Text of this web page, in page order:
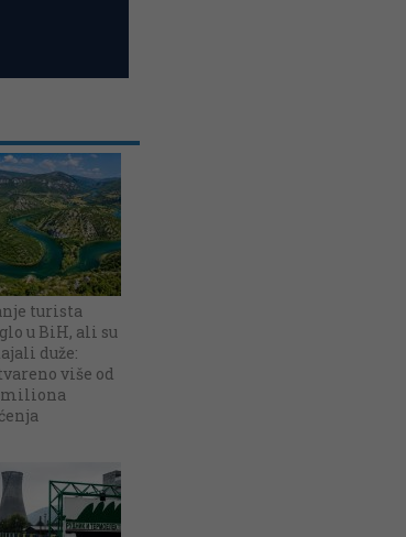
turista
u BiH, ali su
duže:
više od
miliona